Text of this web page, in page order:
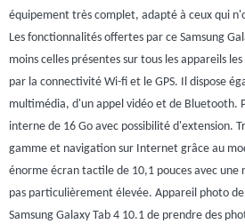
équipement très complet, adapté à ceux qui
Les fonctionnalités offertes par ce Samsung
moins celles présentes sur tous les appareils
par la connectivité Wi-fi et le GPS. Il dispose
multimédia, d'un appel vidéo et de Bluetooth.
interne de 16 Go avec possibilité d'extension.
gamme et navigation sur Internet grâce au
énorme écran tactile de 10,1 pouces avec une
pas particulièrement élevée. Appareil photo
Samsung Galaxy Tab 4 10.1 de prendre des